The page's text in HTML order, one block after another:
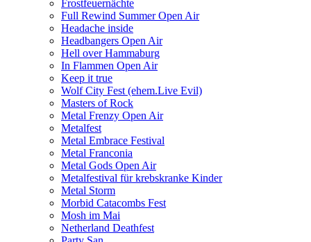
Frostfeuernächte
Full Rewind Summer Open Air
Headache inside
Headbangers Open Air
Hell over Hammaburg
In Flammen Open Air
Keep it true
Wolf City Fest (ehem.Live Evil)
Masters of Rock
Metal Frenzy Open Air
Metalfest
Metal Embrace Festival
Metal Franconia
Metal Gods Open Air
Metalfestival für krebskranke Kinder
Metal Storm
Morbid Catacombs Fest
Mosh im Mai
Netherland Deathfest